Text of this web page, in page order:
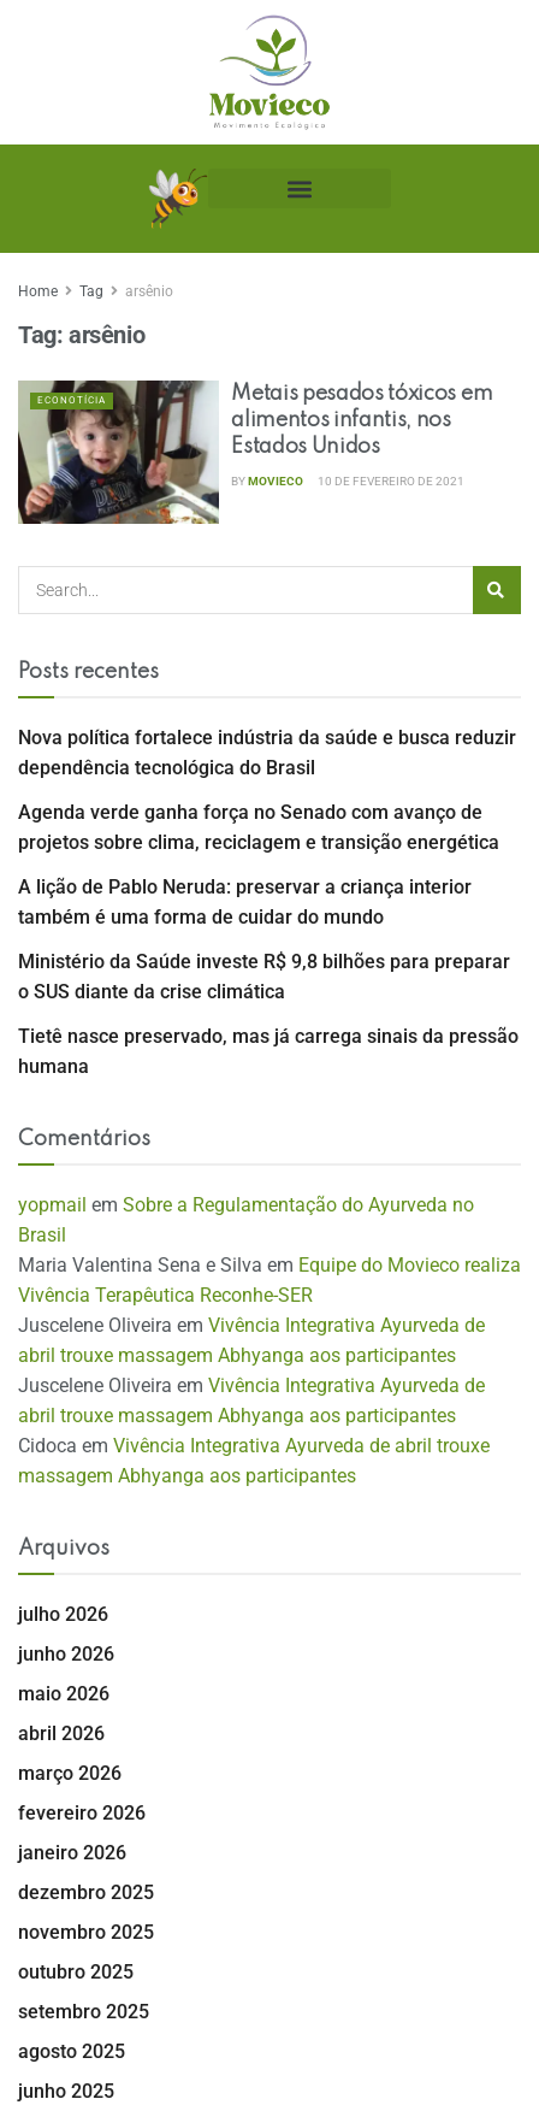
Home Tag arsênio
Tag: arsênio
ECONOTÍCIA
Metais pesados ​​tóxicos em
alimentos infantis, nos
Estados Unidos
BYMOVIECO 10 DE FEVEREIRO DE 2021
Posts recentes
Nova política fortalece indústria da saúde e busca reduzir
dependência tecnológica do Brasil
Agenda verde ganha força no Senado com avanço de
projetos sobre clima, reciclagem e transição energética
A lição de Pablo Neruda: preservar a criança interior
também é uma forma de cuidar do mundo
Ministério da Saúde investe R$ 9,8 bilhões para preparar
o SUS diante da crise climática
Tietê nasce preservado, mas já carrega sinais da pressão
humana
Comentários
yopmail em Sobre a Regulamentação do Ayurveda no
Brasil
Maria Valentina Sena e Silva em Equipe do Movieco realiza
Vivência Terapêutica Reconhe-SER
Juscelene Oliveira em Vivência Integrativa Ayurveda de
abril trouxe massagem Abhyanga aos participantes
Juscelene Oliveira em Vivência Integrativa Ayurveda de
abril trouxe massagem Abhyanga aos participantes
Cidoca em Vivência Integrativa Ayurveda de abril trouxe
massagem Abhyanga aos participantes
Arquivos
julho 2026
junho 2026
maio 2026
abril 2026
março 2026
fevereiro 2026
janeiro 2026
dezembro 2025
novembro 2025
outubro 2025
setembro 2025
agosto 2025
junho 2025